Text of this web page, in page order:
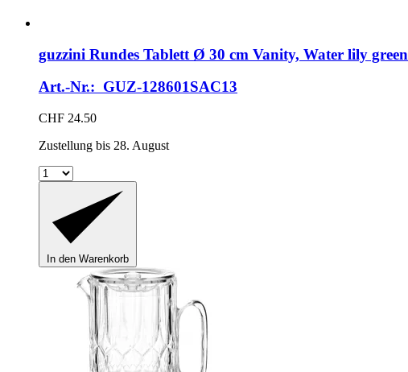
guzzini Rundes Tablett Ø 30 cm Vanity, Water lily green
Art.-Nr.: GUZ-128601SAC13
CHF 24.50
Zustellung bis 28. August
In den Warenkorb